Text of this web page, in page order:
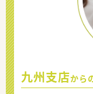
九州支店から